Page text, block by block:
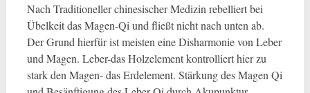
Nach Traditioneller chinesischer Medizin rebelliert bei
Übelkeit das Magen-Qi und fließt nicht nach unten ab.
Der Grund hierfür ist meisten eine Disharmonie von Leber
und Magen. Leber-das Holzelement kontrolliert hier zu
stark den Magen- das Erdelement. Stärkung des Magen Qi